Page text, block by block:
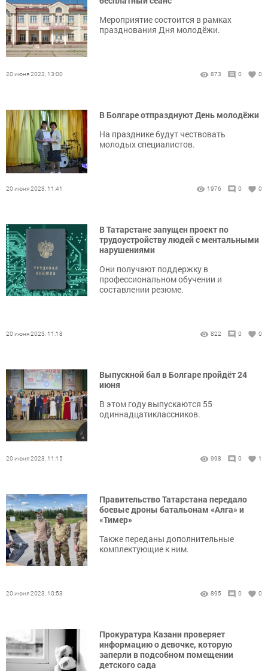
Мероприятие состоится в рамках
празднования Дня молодёжи.
20 июня 2023, 13:00 873 0 0
В Болгаре отпразднуют День молодёжи
На празднике будут чествовать
молодых специалистов.
20 июня 2023, 11:41 1976 0 0
В Татарстане запущен проект по
трудоустройству людей с ментальными
нарушениями
Они получают поддержку в
профессиональном обучении и
составлении резюме.
20 июня 2023, 11:18 822 0 0
Выпускной бал в Болгаре пройдёт 24
июня
В этом году выпускаются 55
одиннадцатиклассников.
20 июня 2023, 11:15 998 0 1
Правительство Татарстана передало
боевые дроны батальонам «Алга» и
«Тимер»
Также переданы дополнительные
комплектующие к ним.
20 июня 2023, 10:53 895 0 0
Прокуратура Казани проверяет
информацию о девочке, которую
заперли в подсобном помещении
детского сада